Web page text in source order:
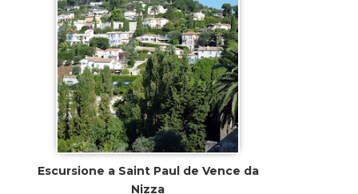
Escursione a Saint Paul de Vence da
Nizza